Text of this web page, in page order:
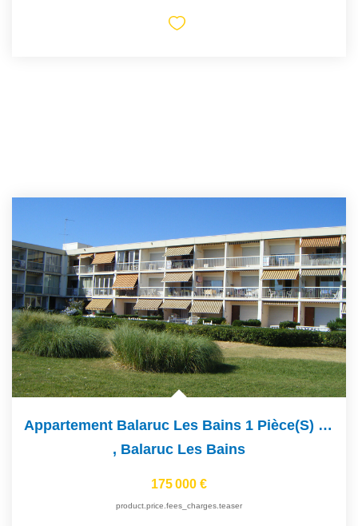
Appartement Balaruc Les Bains 1 Pièce(s) 22 M2
, Balaruc Les Bains
175 000 €
product.price.fees_charges.teaser